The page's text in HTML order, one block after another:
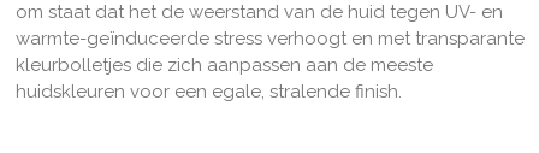
om staat dat het de weerstand van de huid tegen UV- en
warmte-geïnduceerde stress verhoogt en met transparante
kleurbolletjes die zich aanpassen aan de meeste
huidskleuren voor een egale, stralende finish.